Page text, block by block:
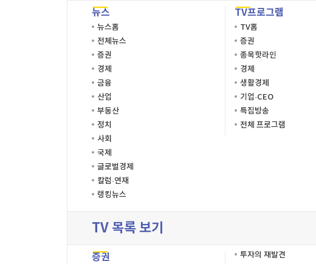
뉴스
뉴스홈
전체뉴스
증권
경제
금융
산업
부동산
정치
사회
국제
글로벌경제
칼럼·연재
랭킹뉴스
TV프로그램
TV홈
증권
종목핫라인
경제
생활경제
기업·CEO
특집방송
전체 프로그램
TV 목록 보기
증권
투자의 재발견